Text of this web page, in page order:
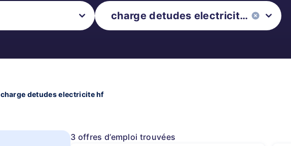
charge detudes electricite hf
3 offres d’emploi trouvées